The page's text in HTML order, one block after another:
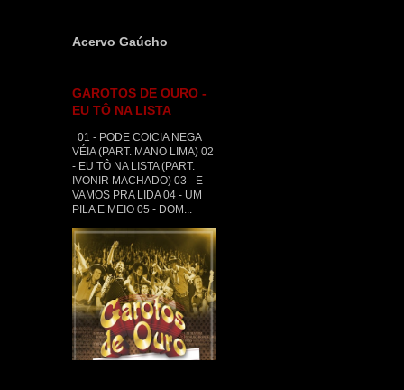
Acervo Gaúcho
GAROTOS DE OURO -
EU TÔ NA LISTA
01 - PODE COICIA NEGA
VÉIA (PART. MANO LIMA) 02
- EU TÔ NA LISTA (PART.
IVONIR MACHADO) 03 - E
VAMOS PRA LIDA 04 - UM
PILA E MEIO 05 - DOM...